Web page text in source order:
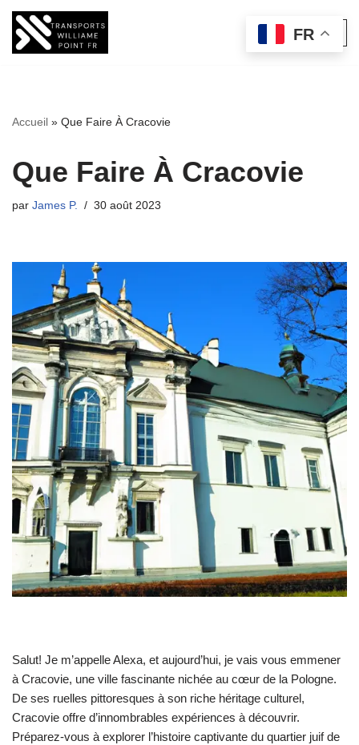
Aller
Accueil » Que Faire À Cracovie
Que Faire À Cracovie
par James P. 30 août 2023
Salut! Je m’appelle Alexa, et aujourd’hui, je vais vous emmener
à Cracovie, une ville fascinante nichée au cœur de la Pologne.
De ses ruelles pittoresques à son riche héritage culturel,
Cracovie offre d’innombrables expériences à découvrir.
Préparez-vous à explorer l’histoire captivante du quartier juif de
FR